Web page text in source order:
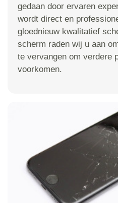
gedaan door ervaren
wordt direct en
gloednieuw kwalitatief
scherm raden wij u aan
te vervangen om verdere
voorkomen.